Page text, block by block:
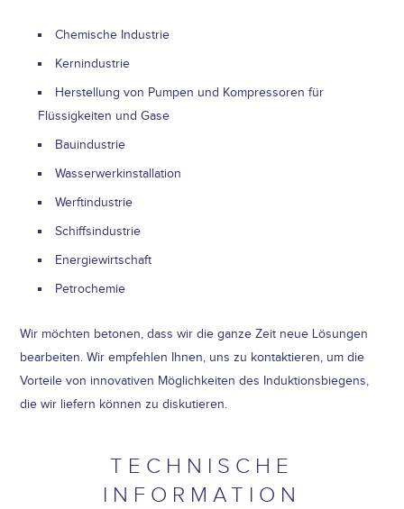
Chemische Industrie
Kernindustrie
Herstellung von Pumpen und Kompressoren für
Flüssigkeiten und Gase
Bauindustrie
Wasserwerkinstallation
Werftindustrie
Schiffsindustrie
Energiewirtschaft
Petrochemie
Wir möchten betonen, dass wir die ganze Zeit neue Lösungen
bearbeiten. Wir empfehlen Ihnen, uns zu kontaktieren, um die
Vorteile von innovativen Möglichkeiten des Induktionsbiegens,
die wir liefern können zu diskutieren.
TECHNISCHE
INFORMATION